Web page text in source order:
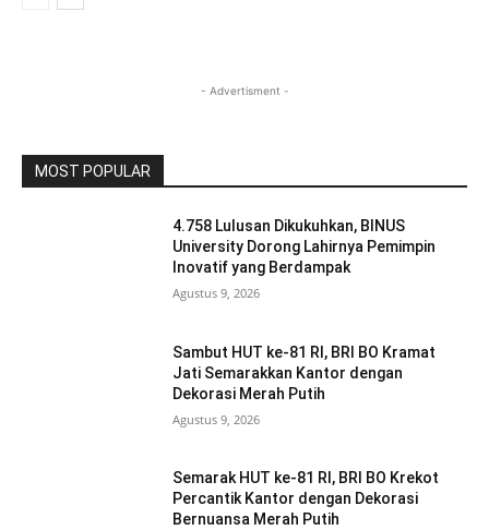
- Advertisment -
MOST POPULAR
4.758 Lulusan Dikukuhkan, BINUS
University Dorong Lahirnya Pemimpin
Inovatif yang Berdampak
Agustus 9, 2026
Sambut HUT ke-81 RI, BRI BO Kramat
Jati Semarakkan Kantor dengan
Dekorasi Merah Putih
Agustus 9, 2026
Semarak HUT ke-81 RI, BRI BO Krekot
Percantik Kantor dengan Dekorasi
Bernuansa Merah Putih